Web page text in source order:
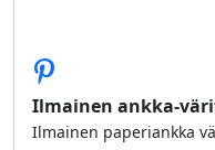
Ilmainen ankka-
Ilmainen paperiankka